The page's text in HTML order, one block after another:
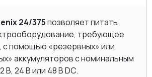
24/375позволяет питать
требующее
с помощью «резервных» или
аккумуляторов с номинальным
В, 24 В или 48 В DC.